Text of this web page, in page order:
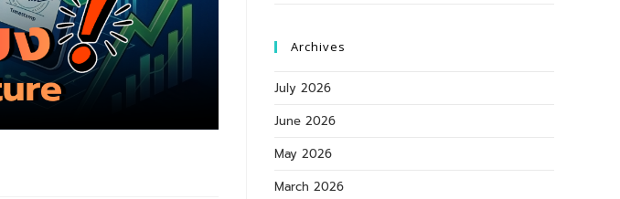
Archives
July 2026
June 2026
May 2026
March 2026